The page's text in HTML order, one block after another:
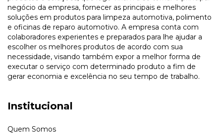
negócio da empresa, fornecer as principais e melhores
soluções em produtos para limpeza automotiva, polimento
e oficinas de reparo automotivo. A empresa conta com
colaboradores experientes e preparados para lhe ajudar a
escolher os melhores produtos de acordo com sua
necessidade, visando também expor a melhor forma de
executar o serviço com determinado produto a fim de
gerar economia e excelência no seu tempo de trabalho.
Institucional
Quem Somos